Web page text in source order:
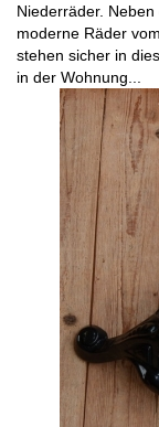
Niederräder.
moderne Räder
stehen sicher in
in der Wohnung...